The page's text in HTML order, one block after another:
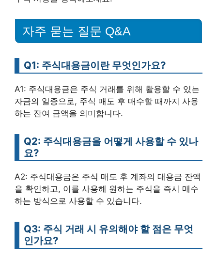
자주 묻는 질문 Q&A
Q1: 주식대용금이란 무엇인가요?
A1: 주식대용금은 주식 거래를 위해 활용할 수 있는
자금의 일종으로, 주식 매도 후 매수할 때까지 사용
하는 잔여 금액을 의미합니다.
Q2: 주식대용금을 어떻게 사용할 수 있나
요?
A2: 주식대용금은 주식 매도 후 계좌의 대용금 잔액
을 확인하고, 이를 사용해 원하는 주식을 즉시 매수
하는 방식으로 사용할 수 있습니다.
Q3: 주식 거래 시 유의해야 할 점은 무엇
인가요?